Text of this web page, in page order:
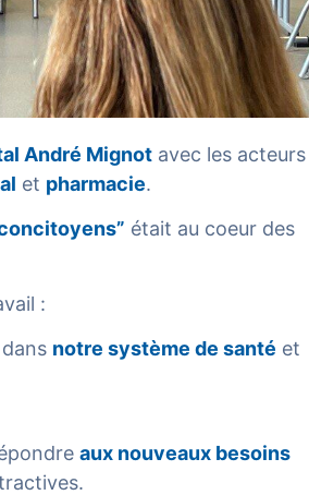
André Mignot avec les acteurs
et pharmacie.
était au coeur des
:
notre système de santé et
aux nouveaux besoins